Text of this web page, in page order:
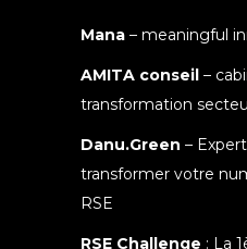
Mana – meaningful
AMITA conseil –
transformation
Danu.Green –
transformer votre
RSE
RSE Challenge : La